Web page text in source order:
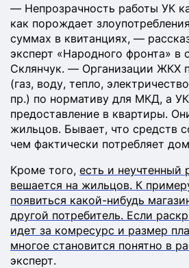
— Непрозрачность работы УК
как порождает
суммах в квитанциях, —
эксперт «Народного фронта»
Склянчук. — Организации ЖКХ
(газ, воду, тепло,
пр.) по нормативу для МКД, а УК
предоставление в квартиры.
жильцов. Бывает, что средств
чем фактически потребляет
Кроме того, есть и неучтенный
вешается на жильцов. К
появиться какой-нибудь
другой потребитель. Если
идет за комресурс и размер
многое становится понятно в
эксперт.